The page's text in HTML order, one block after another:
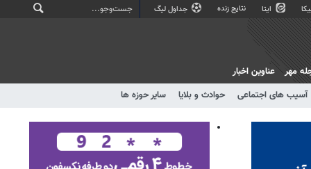
ایتا نتایج زنده جداول لیگ
آسیب های اجتماعی حوادث و بلایا سایر حوزه ها
مهر عناوین اخبار